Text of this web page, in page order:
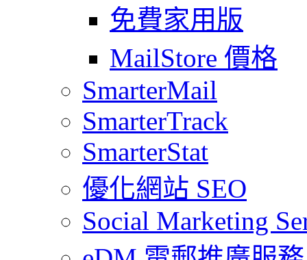
免費家用版
MailStore 價格
SmarterMail
SmarterTrack
SmarterStat
優化網站 SEO
Social Marketing